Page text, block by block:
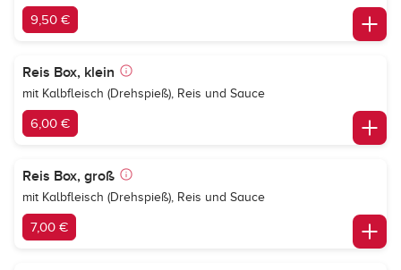
9,50 €
Reis Box, klein
mit Kalbfleisch (Drehspieß), Reis und Sauce
6,00 €
Reis Box, groß
mit Kalbfleisch (Drehspieß), Reis und Sauce
7,00 €